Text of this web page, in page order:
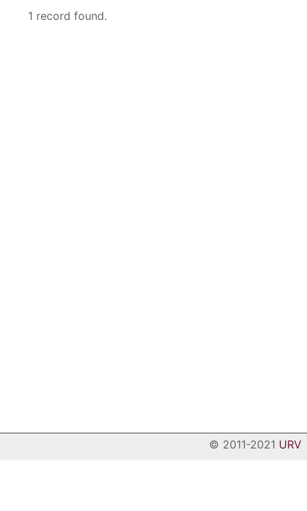
1 record found.
© 2011-2021 URV